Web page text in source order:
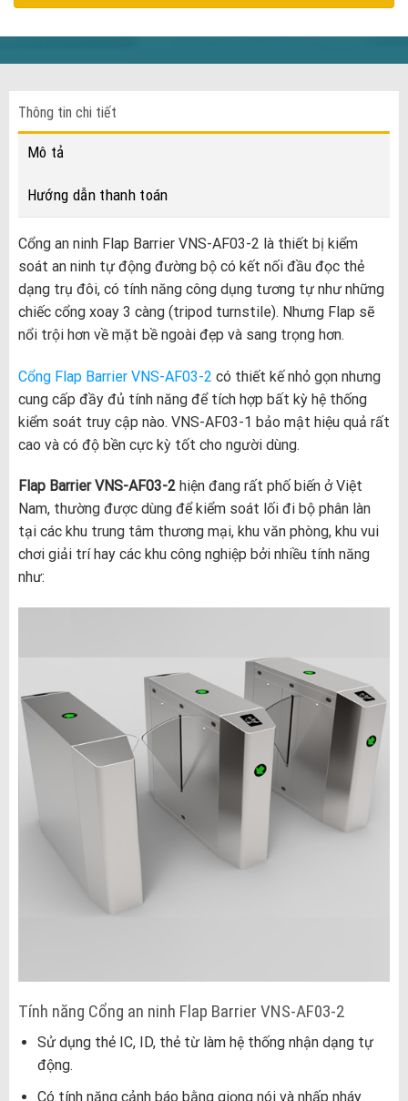
Thông tin chi tiết
Mô tả
Hướng dẫn thanh toán
Cổng an ninh Flap Barrier VNS-AF03-2 là thiết bị kiểm
soát an ninh tự động đường bộ có kết nối đầu đọc thẻ
dạng trụ đôi, có tính năng công dụng tương tự như những
chiếc cổng xoay 3 càng (tripod turnstile). Nhưng Flap sẽ
nổi trội hơn về mặt bề ngoài đẹp và sang trọng hơn.
Cổng Flap Barrier VNS-AF03-2 có thiết kế nhỏ gọn nhưng
cung cấp đầy đủ tính năng để tích hợp bất kỳ hệ thống
kiểm soát truy cập nào. VNS-AF03-1 bảo mật hiệu quả rất
cao và có độ bền cực kỳ tốt cho người dùng.
Flap Barrier VNS-AF03-2hiện đang rất phố biến ở Việt
Nam, thường được dùng để kiểm soát lối đi bộ phân làn
tại các khu trung tâm thương mại, khu văn phòng, khu vui
chơi giải trí hay các khu công nghiệp bởi nhiều tính năng
như:
Tính năng Cổng an ninh Flap Barrier VNS-AF03-2
Sử dụng thẻ IC, ID, thẻ từ làm hệ thống nhận dạng tự
động.
Có tính năng cảnh báo bằng giọng nói và nhấp nháy